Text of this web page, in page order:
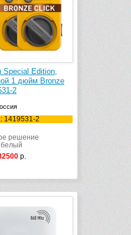
Special Edition,
1 дюйм Bronze
2
1419531-2
решение
белый
р.